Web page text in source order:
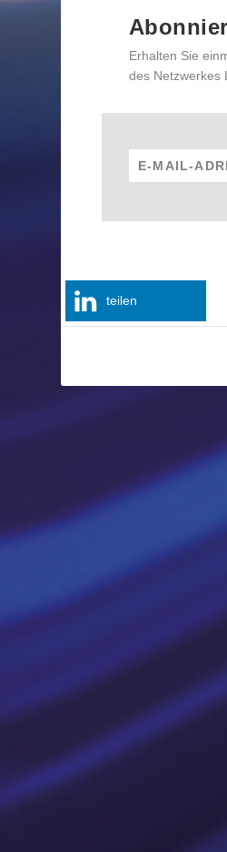
Erhalten Sie
des Netzwerkes
teilen